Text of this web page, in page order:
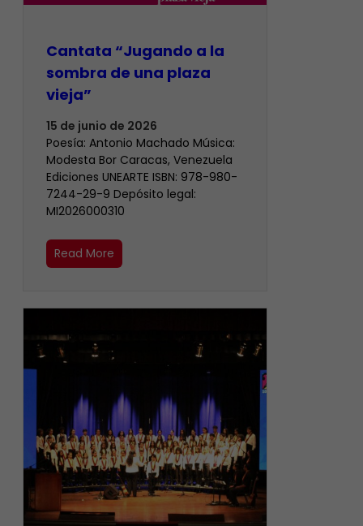
Cantata “Jugando a la
sombra de una plaza
vieja”
15 de junio de 2026
Poesía: Antonio Machado Música:
Modesta Bor Caracas, Venezuela
Ediciones UNEARTE ISBN: 978-980-
7244-29-9 Depósito legal:
MI2026000310
Read More